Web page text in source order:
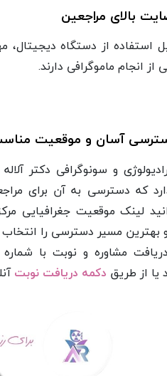
بالای مراجعین
استفاده از دستگاه
از انجام ماموگرافی دارند.
آسان و موقعیت
و سونوگرافی دکتر
که دسترسی به آن برای
لینک موقعیت جغرافیایی
بهترین مسیر دسترسی را انتخاب
مشاوره و نوبت با شماره
یا از طریق دکمه دریافت نوبت